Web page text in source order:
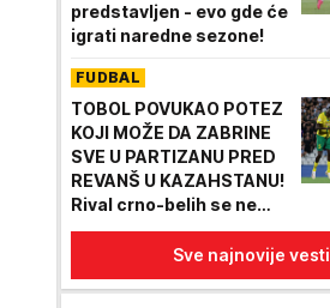
predstavljen - evo gde će
igrati naredne sezone!
FUDBAL
TOBOL POVUKAO POTEZ
KOJI MOŽE DA ZABRINE
SVE U PARTIZANU PRED
REVANŠ U KAZAHSTANU!
Rival crno-belih se ne
predaje!
Sve najnovije vesti